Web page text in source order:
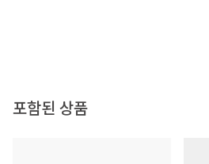
포함된 상품